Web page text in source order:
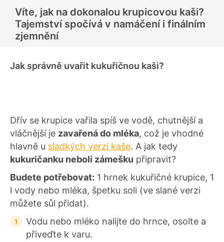
Víte, jak na dokonalou krupicovou kaši?
Tajemství spočívá v namáčení i finálním
zjemnění
Jak správně uvařit kukuřičnou kaši?
Dřív se krupice vařila spíš ve vodě, chutnější a
vláčnější je zavařená do mléka, což je vhodné
hlavně u sladkých verzí kaše. A jak tedy
kukuričanku neboli zámešku připravit?
Budete potřebovat: 1 hrnek kukuřičné krupice, 1
l vody nebo mléka, špetku soli (ve slané verzi
můžete sůl přidat).
Vodu nebo mléko nalijte do hrnce, osolte a
přiveďte k varu.